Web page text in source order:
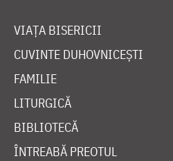
VIAȚA BISERICII
CUVINTE DUHOVNICEȘTI
FAMILIE
LITURGICĂ
BIBLIOTECĂ
ÎNTREABĂ PREOTUL